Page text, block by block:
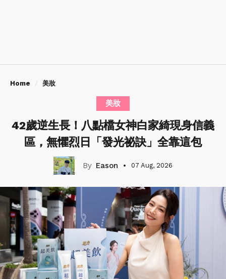
Home 美妝
美妝
42歲逆生長！八點檔女神白家綺現身信義
區，無懼烈日「發光祕訣」全靠這包
Eason 07 Aug, 2026